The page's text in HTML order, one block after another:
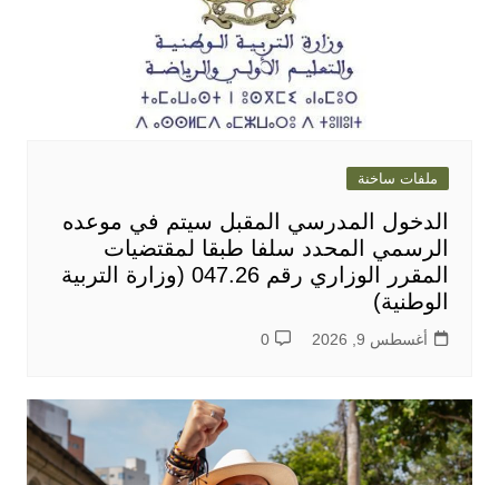
ملفات ساخنة
الدخول المدرسي المقبل سیتم في موعده
الرسمي المحدد سلفا طبقا لمقتضیات
المقرر الوزاري رقم 047.26 (وزارة التربية
الوطنية)
أغسطس 9, 2026 0